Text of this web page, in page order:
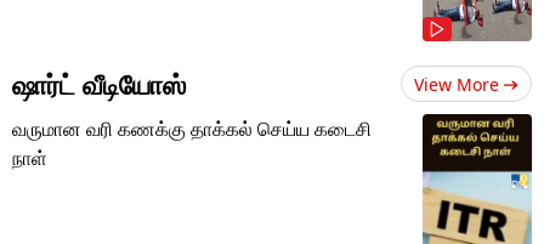
ஷார்ட் வீடியோஸ் View More
வருமான வரி கணக்கு தாக்கல் செய்ய கடைசி
நாள்